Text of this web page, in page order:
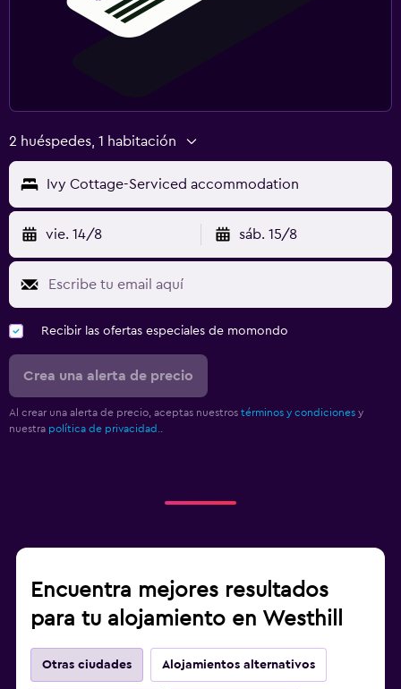
2 huéspedes, 1 habitación
Ivy Cottage-Serviced accommodation
vie. 14/8 sáb. 15/8
Recibir las ofertas especiales de momondo
Crea una alerta de precio
Al crear una alerta de precio, aceptas nuestros términos y condiciones y
nuestra política de privacidad.
Encuentra mejores resultados
para tu alojamiento en Westhill
Otras ciudades Alojamientos alternativos